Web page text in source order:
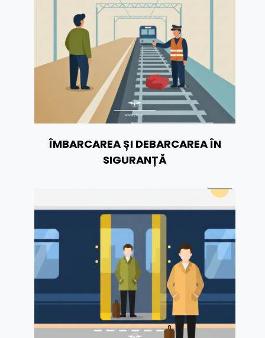
ÎMBARCAREA ȘI DEBARCAREA ÎN
SIGURANȚĂ